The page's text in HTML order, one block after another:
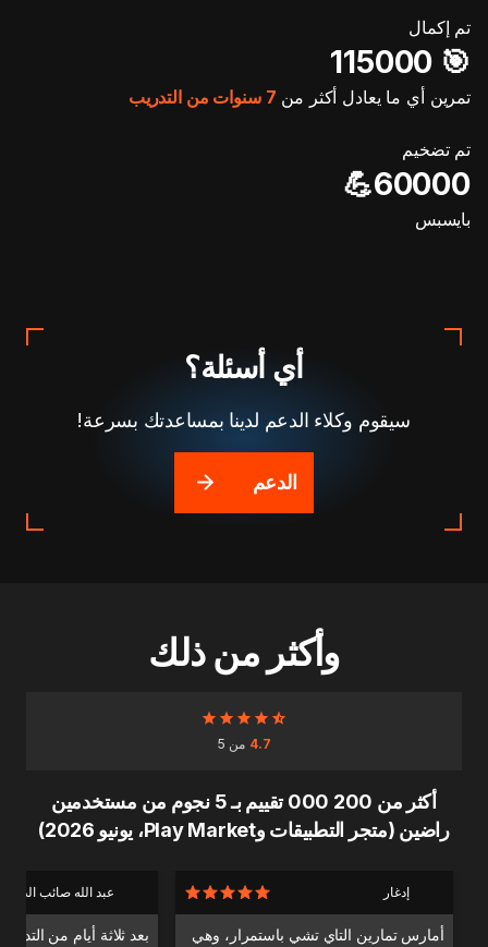
تم إكمال
🎯️ 115000
تمرين أي ما يعادل أكثر من 7 سنوات من التدريب
تم تضخيم
60000💪
بايسبس
أي أسئلة؟
سيقوم وكلاء الدعم لدينا بمساعدتك بسرعة!
الدعم
وأكثر من ذلك
4.7 من 5
أكثر من 200 000 تقييم بـ 5 نجوم من مستخدمين
راضين (متجر التطبيقات وPlay Market، يونيو 2026)
إدغار
أمارس تمارين التاي تشي باستمرار، وهي
عبد الله صائب
بعد ثلاثة أيام من